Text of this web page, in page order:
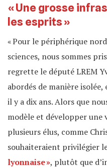
« Une grosse
les esprits »
« Pour le périphérique
sciences, nous sommes
regrette le député LREM
abordés de manière
il y a dix ans. Alors que
modèle et développer une
plusieurs élus, comme
souhaiteraient privilégier
lyonnaise », plutôt que